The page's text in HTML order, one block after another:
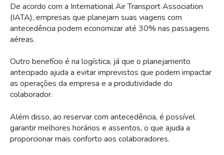
De acordo com a International Air Transport Association
(IATA), empresas que planejam suas viagens com
antecedência podem economizar até 30% nas passagens
aéreas.
Outro benefício é na logística, já que o planejamento
antecipado ajuda a evitar imprevistos que podem impactar
as operações da empresa e a produtividade do
colaborador.
Além disso, ao reservar com antecedência, é possível
garantir melhores horários e assentos, o que ajuda a
proporcionar mais conforto aos colaboradores.